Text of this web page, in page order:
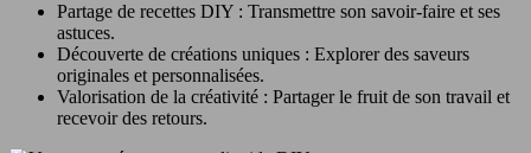
Partage de recettes DIY : Transmettre son savoir-faire et ses
astuces.
Découverte de créations uniques : Explorer des saveurs
originales et personnalisées.
Valorisation de la créativité : Partager le fruit de son travail et
recevoir des retours.